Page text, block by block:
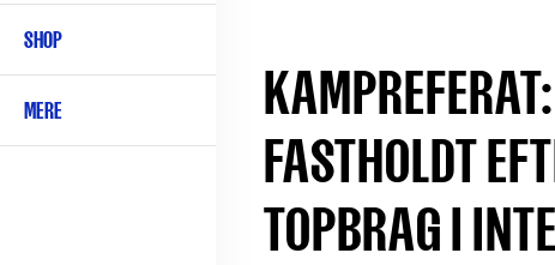
SHOP
MERE
FASTHOLDT
TOPBRAG I